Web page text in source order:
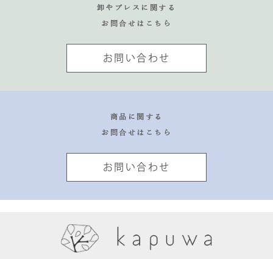
卸やプレスに関する
お問合せはこちら
お問い合わせ
商品に関する
お問合せはこちら
お問い合わせ